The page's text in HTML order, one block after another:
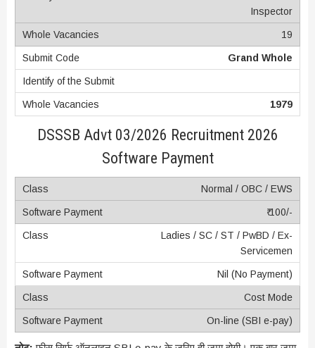
Inspector
19
Grand Whole
1979
DSSSB Advt 03/2026 Recruitment 2026
Software Payment
Normal / OBC / EWS
₹ 100/-
Ladies / SC / ST / PwBD / Ex-
Servicemen
Nil (No Payment)
Cost Mode
On-line (SBI e-pay)